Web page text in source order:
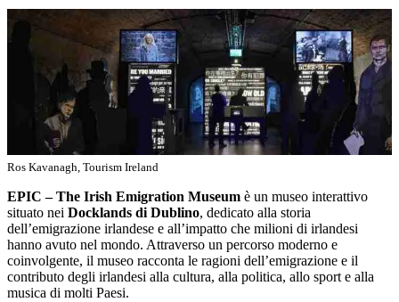
Ros Kavanagh, Tourism Ireland
EPIC – The Irish Emigration Museum è un museo interattivo
situato nei Docklands di Dublino, dedicato alla storia
dell’emigrazione irlandese e all’impatto che milioni di irlandesi
hanno avuto nel mondo. Attraverso un percorso moderno e
coinvolgente, il museo racconta le ragioni dell’emigrazione e il
contributo degli irlandesi alla cultura, alla politica, allo sport e alla
musica di molti Paesi.